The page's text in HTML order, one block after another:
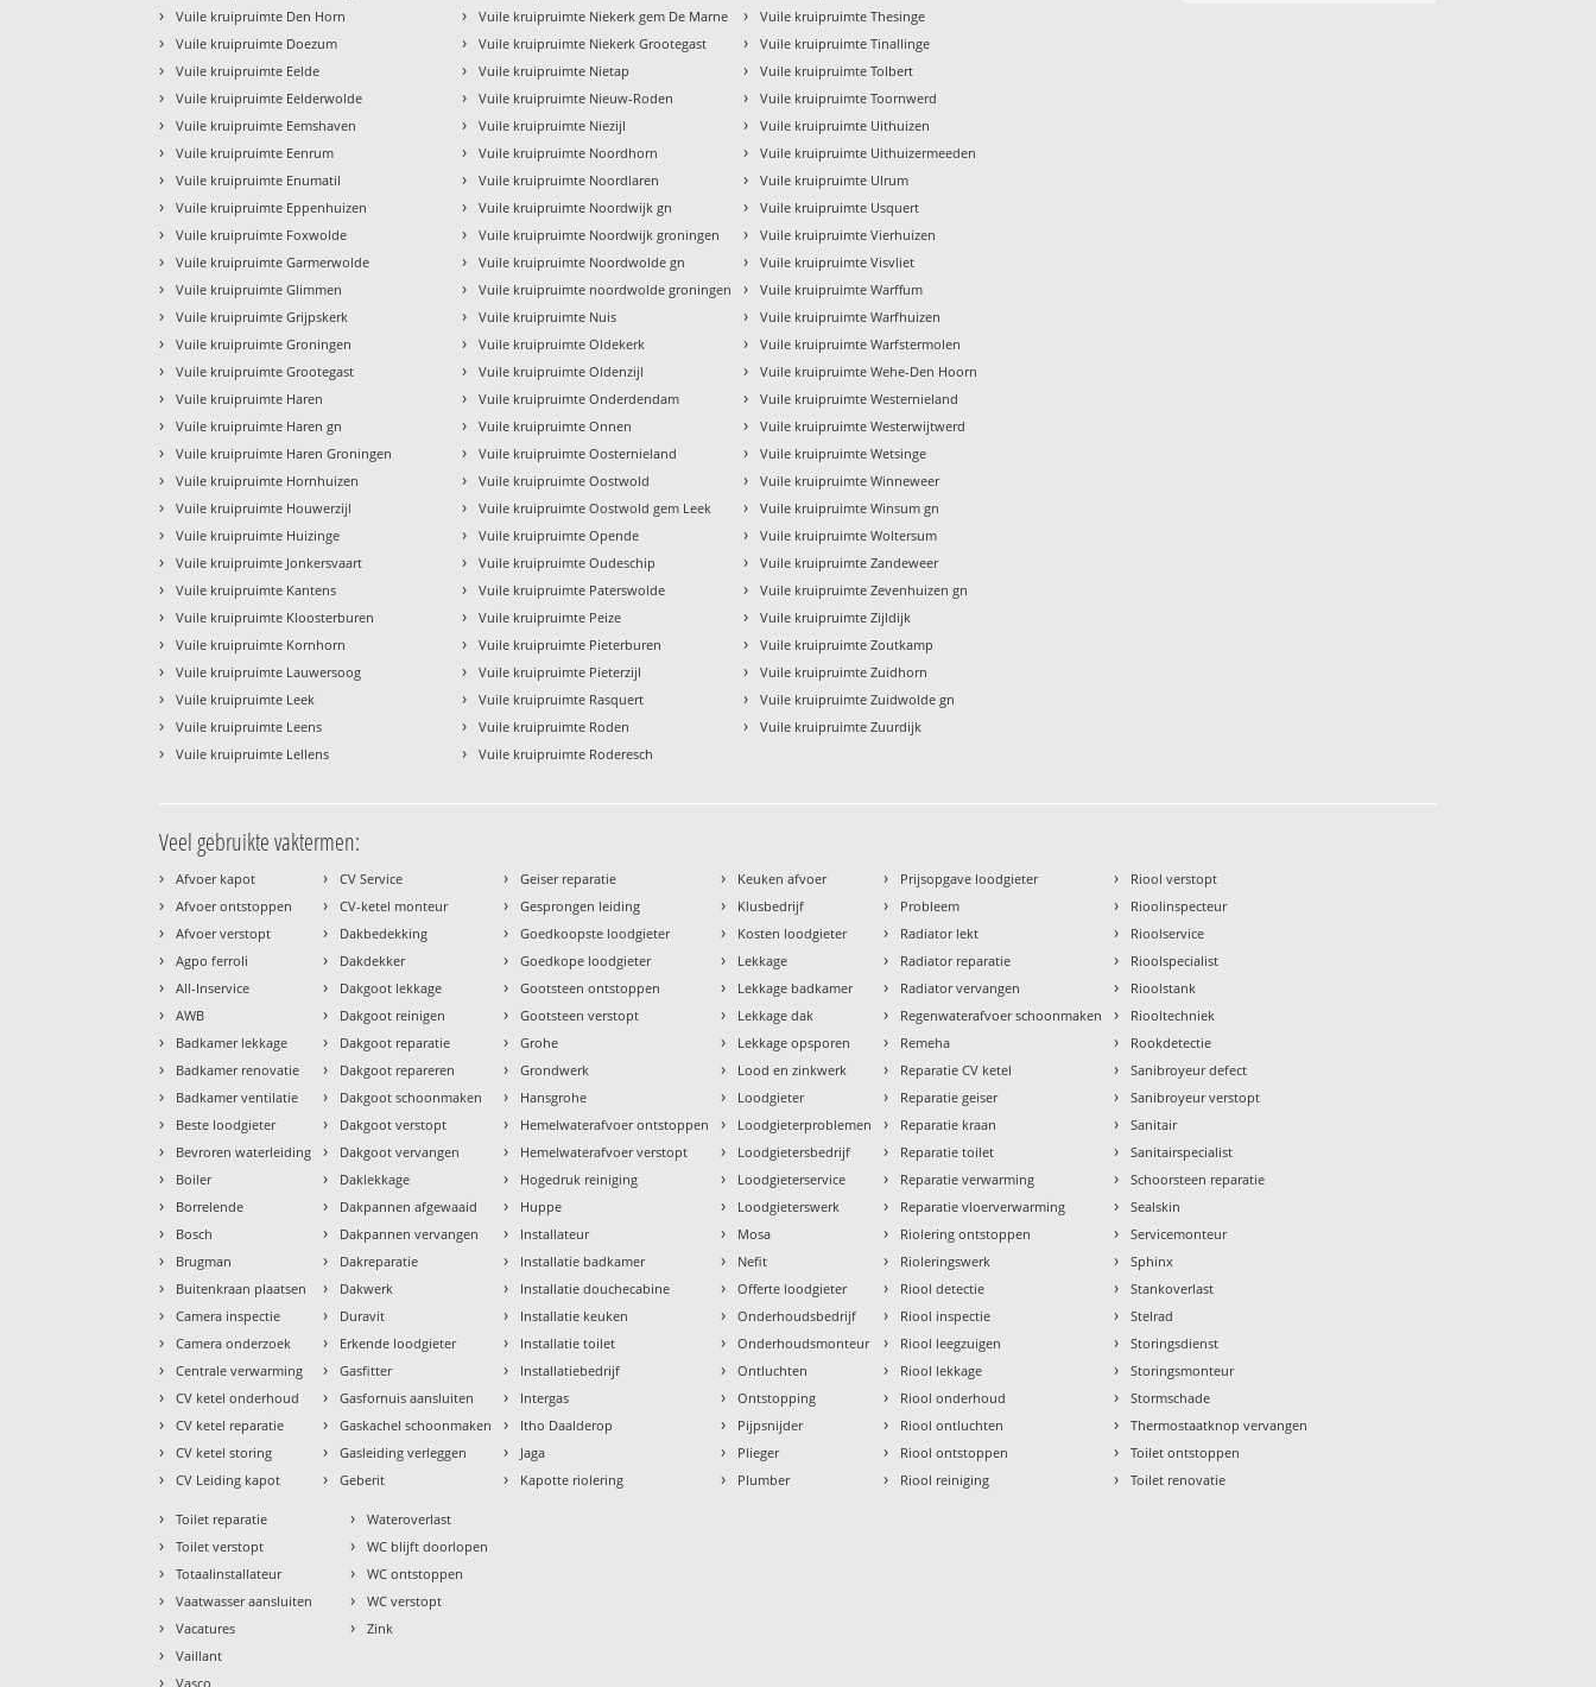
› Vuile kruipruimte Den Horn
› Vuile kruipruimte Doezum
› Vuile kruipruimte Eelde
› Vuile kruipruimte Eelderwolde
› Vuile kruipruimte Eemshaven
› Vuile kruipruimte Eenrum
› Vuile kruipruimte Enumatil
› Vuile kruipruimte Eppenhuizen
› Vuile kruipruimte Foxwolde
› Vuile kruipruimte Garmerwolde
› Vuile kruipruimte Glimmen
› Vuile kruipruimte Grijpskerk
› Vuile kruipruimte Groningen
› Vuile kruipruimte Grootegast
› Vuile kruipruimte Haren
› Vuile kruipruimte Haren gn
› Vuile kruipruimte Haren Groningen
› Vuile kruipruimte Hornhuizen
› Vuile kruipruimte Houwerzijl
› Vuile kruipruimte Huizinge
› Vuile kruipruimte Jonkersvaart
› Vuile kruipruimte Kantens
› Vuile kruipruimte Kloosterburen
› Vuile kruipruimte Kornhorn
› Vuile kruipruimte Lauwersoog
› Vuile kruipruimte Leek
› Vuile kruipruimte Leens
› Vuile kruipruimte Lellens
› Vuile kruipruimte Niekerk gem De Marne
› Vuile kruipruimte Niekerk Grootegast
› Vuile kruipruimte Nietap
› Vuile kruipruimte Nieuw-Roden
› Vuile kruipruimte Niezijl
› Vuile kruipruimte Noordhorn
› Vuile kruipruimte Noordlaren
› Vuile kruipruimte Noordwijk gn
› Vuile kruipruimte Noordwijk groningen
› Vuile kruipruimte Noordwolde gn
› Vuile kruipruimte noordwolde groningen
› Vuile kruipruimte Nuis
› Vuile kruipruimte Oldekerk
› Vuile kruipruimte Oldenzijl
› Vuile kruipruimte Onderdendam
› Vuile kruipruimte Onnen
› Vuile kruipruimte Oosternieland
› Vuile kruipruimte Oostwold
› Vuile kruipruimte Oostwold gem Leek
› Vuile kruipruimte Opende
› Vuile kruipruimte Oudeschip
› Vuile kruipruimte Paterswolde
› Vuile kruipruimte Peize
› Vuile kruipruimte Pieterburen
› Vuile kruipruimte Pieterzijl
› Vuile kruipruimte Rasquert
› Vuile kruipruimte Roden
› Vuile kruipruimte Roderesch
› Vuile kruipruimte Thesinge
› Vuile kruipruimte Tinallinge
› Vuile kruipruimte Tolbert
› Vuile kruipruimte Toornwerd
› Vuile kruipruimte Uithuizen
› Vuile kruipruimte Uithuizermeeden
› Vuile kruipruimte Ulrum
› Vuile kruipruimte Usquert
› Vuile kruipruimte Vierhuizen
› Vuile kruipruimte Visvliet
› Vuile kruipruimte Warffum
› Vuile kruipruimte Warfhuizen
› Vuile kruipruimte Warfstermolen
› Vuile kruipruimte Wehe-Den Hoorn
› Vuile kruipruimte Westernieland
› Vuile kruipruimte Westerwijtwerd
› Vuile kruipruimte Wetsinge
› Vuile kruipruimte Winneweer
› Vuile kruipruimte Winsum gn
› Vuile kruipruimte Woltersum
› Vuile kruipruimte Zandeweer
› Vuile kruipruimte Zevenhuizen gn
› Vuile kruipruimte Zijldijk
› Vuile kruipruimte Zoutkamp
› Vuile kruipruimte Zuidhorn
› Vuile kruipruimte Zuidwolde gn
› Vuile kruipruimte Zuurdijk
Veel gebruikte vaktermen:
› Afvoer kapot
› Afvoer ontstoppen
› Afvoer verstopt
› Agpo ferroli
› All-Inservice
› AWB
› Badkamer lekkage
› Badkamer renovatie
› Badkamer ventilatie
› Beste loodgieter
› Bevroren waterleiding
› Boiler
› Borrelende
› Bosch
› Brugman
› Buitenkraan plaatsen
› Camera inspectie
› Camera onderzoek
› Centrale verwarming
› CV ketel onderhoud
› CV ketel reparatie
› CV ketel storing
› CV Leiding kapot
› CV Service
› CV-ketel monteur
› Dakbedekking
› Dakdekker
› Dakgoot lekkage
› Dakgoot reinigen
› Dakgoot reparatie
› Dakgoot repareren
› Dakgoot schoonmaken
› Dakgoot verstopt
› Dakgoot vervangen
› Daklekkage
› Dakpannen afgewaaid
› Dakpannen vervangen
› Dakreparatie
› Dakwerk
› Duravit
› Erkende loodgieter
› Gasfitter
› Gasfornuis aansluiten
› Gaskachel schoonmaken
› Gasleiding verleggen
› Geberit
› Geiser reparatie
› Gesprongen leiding
› Goedkoopste loodgieter
› Goedkope loodgieter
› Gootsteen ontstoppen
› Gootsteen verstopt
› Grohe
› Grondwerk
› Hansgrohe
› Hemelwaterafvoer ontstoppen
› Hemelwaterafvoer verstopt
› Hogedruk reiniging
› Huppe
› Installateur
› Installatie badkamer
› Installatie douchecabine
› Installatie keuken
› Installatie toilet
› Installatiebedrijf
› Intergas
› Itho Daalderop
› Jaga
› Kapotte riolering
› Keuken afvoer
› Klusbedrijf
› Kosten loodgieter
› Lekkage
› Lekkage badkamer
› Lekkage dak
› Lekkage opsporen
› Lood en zinkwerk
› Loodgieter
› Loodgieterproblemen
› Loodgietersbedrijf
› Loodgieterservice
› Loodgieterswerk
› Mosa
› Nefit
› Offerte loodgieter
› Onderhoudsbedrijf
› Onderhoudsmonteur
› Ontluchten
› Ontstopping
› Pijpsnijder
› Plieger
› Plumber
› Prijsopgave loodgieter
› Probleem
› Radiator lekt
› Radiator reparatie
› Radiator vervangen
› Regenwaterafvoer schoonmaken
› Remeha
› Reparatie CV ketel
› Reparatie geiser
› Reparatie kraan
› Reparatie toilet
› Reparatie verwarming
› Reparatie vloerverwarming
› Riolering ontstoppen
› Rioleringswerk
› Riool detectie
› Riool inspectie
› Riool leegzuigen
› Riool lekkage
› Riool onderhoud
› Riool ontluchten
› Riool ontstoppen
› Riool reiniging
› Riool verstopt
› Rioolinspecteur
› Rioolservice
› Rioolspecialist
› Rioolstank
› Riooltechniek
› Rookdetectie
› Sanibroyeur defect
› Sanibroyeur verstopt
› Sanitair
› Sanitairspecialist
› Schoorsteen reparatie
› Sealskin
› Servicemonteur
› Sphinx
› Stankoverlast
› Stelrad
› Storingsdienst
› Storingsmonteur
› Stormschade
› Thermostaatknop vervangen
› Toilet ontstoppen
› Toilet renovatie
› Toilet reparatie
› Toilet verstopt
› Totaalinstallateur
› Vaatwasser aansluiten
› Vacatures
› Vaillant
› Vasco
› Wateroverlast
› WC blijft doorlopen
› WC ontstoppen
› WC verstopt
› Zink